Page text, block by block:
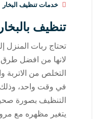
خدمات تنظيف البخار
تنظيف
تحتاج ربات المنزل
لانها من افضل
التخلص من الاتربة
في وقت واحد،
التنظيف بصورة
يتغير مظهره مع